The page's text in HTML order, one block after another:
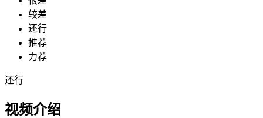
较差
还行
推荐
力荐
还行
视频介绍